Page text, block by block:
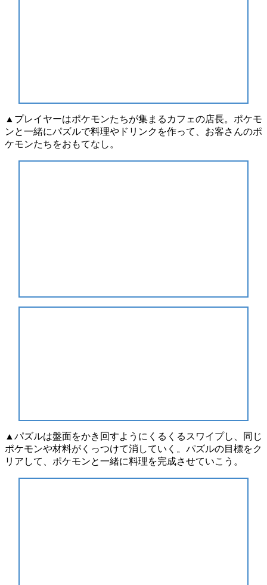
▲プレイヤーはポケモンたちが集まるカフェの店長。ポケモ
ンと一緒にパズルで料理やドリンクを作って、お客さんのポ
ケモンたちをおもてなし。
▲パズルは盤面をかき回すようにくるくるスワイプし、同じ
ポケモンや材料がくっつけて消していく。パズルの目標をク
リアして、ポケモンと一緒に料理を完成させていこう。